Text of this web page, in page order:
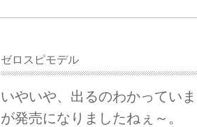
ゼロスピモデル
いやいや、出るのわかってい
が発売になりましたねぇ～。